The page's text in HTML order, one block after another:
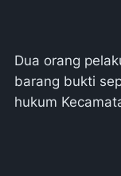
Dua orang
barang bukti
hukum